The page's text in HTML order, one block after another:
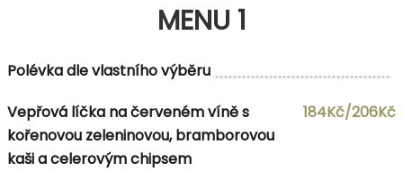
MENU 1
Polévka dle vlastního výběru
Vepřová líčka na červeném víně s
kořenovou zeleninovou, bramborovou
kaši a celerovým chipsem
184Kč/206Kč